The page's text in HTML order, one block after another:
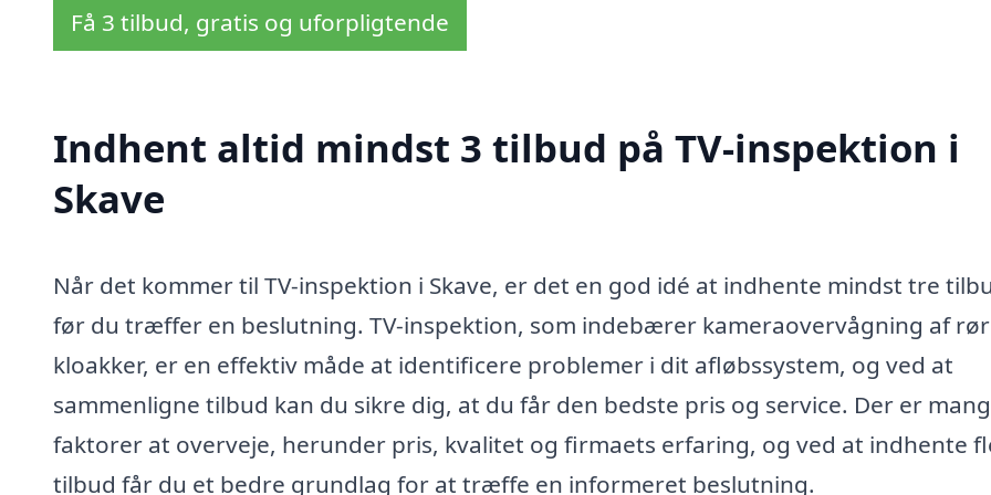
Få 3 tilbud, gratis og uforpligtende
Indhent altid mindst 3 tilbud på TV-inspektion i
Skave
Når det kommer til TV-inspektion i Skave, er det en god idé at indhente mindst tre
før du træffer en beslutning. TV-inspektion, som indebærer kameraovervågning af
kloakker, er en effektiv måde at identificere problemer i dit afløbssystem, og ved at
sammenligne tilbud kan du sikre dig, at du får den bedste pris og service. Der er
faktorer at overveje, herunder pris, kvalitet og firmaets erfaring, og ved at indhente
tilbud får du et bedre grundlag for at træffe en informeret beslutning.